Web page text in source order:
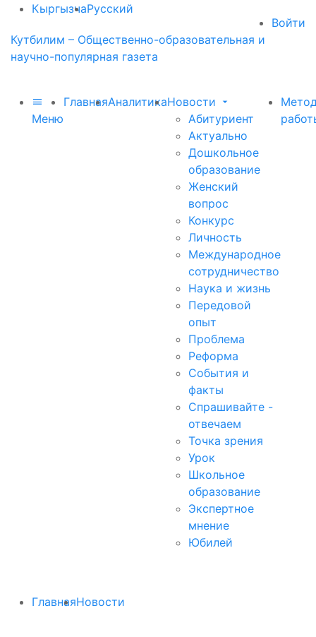
КыргызчаРусский
Войти
Кутбилим – Общественно-образовательная и
научно-популярная газета
Меню
ГлавнаяАналитикаНовости
Абитуриент
Актуально
Дошкольное
образование
Женский
вопрос
Конкурс
Личность
Международное
сотрудничество
Наука и жизнь
Передовой
опыт
Проблема
Реформа
События и
факты
Спрашивайте -
отвечаем
Точка зрения
Урок
Школьное
образование
Экспертное
мнение
Юбилей
ГлавнаяНовости